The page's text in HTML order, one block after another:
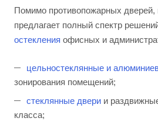
Помимо противопожарных
предлагает полный спектр
остекления офисных и
цельностеклянные и
зонирования помещений;
стеклянные двери и
класса;